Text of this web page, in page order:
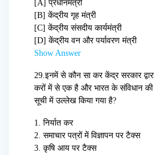
[A] प्रधानमंत्री
[B] केंद्रीय गृह मंत्री
[C] केंद्रीय संसदीय कार्यमंत्री
[D] केंद्रीय वन और पर्यावरण मंत्री
Show Answer
29. इनमें से कौन सा कर केंद्र सरकार
करों में से एक है और भारत के संविधान
सूची में उल्लेख किया गया है?
1. निर्यात कर
2. समाचार पत्रों में विज्ञापन पर टैक्स
3. कृषि आय पर टैक्स